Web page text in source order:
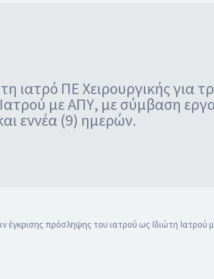
ιατρό ΠΕ Χειρουργικής για
με ΑΠΥ, με σύμβαση
εννέα (9) ημερών.
έγκρισης πρόσληψης του ιατρού ως Ιδιώτη